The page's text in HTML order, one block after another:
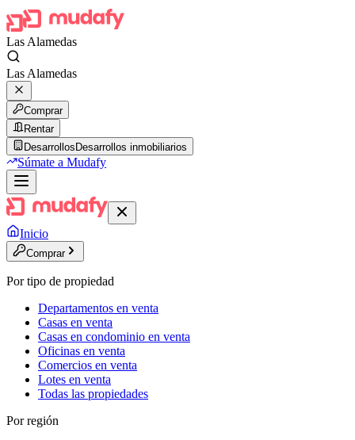
Las Alamedas
Las Alamedas
Comprar
Rentar
Desarrollos Desarrollos inmobiliarios
Súmate a Mudafy
Inicio
Comprar
Por tipo de propiedad
Departamentos en venta
Casas en venta
Casas en condominio en venta
Oficinas en venta
Comercios en venta
Lotes en venta
Todas las propiedades
Por región